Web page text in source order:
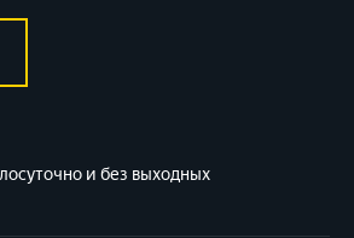
и без выходных